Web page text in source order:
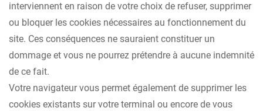
interviennent en raison de votre choix de refuser, supprimer
ou bloquer les cookies nécessaires au fonctionnement du
site. Ces conséquences ne sauraient constituer un
dommage et vous ne pourrez prétendre à aucune indemnité
de ce fait.
Votre navigateur vous permet également de supprimer les
cookies existants sur votre terminal ou encore de vous